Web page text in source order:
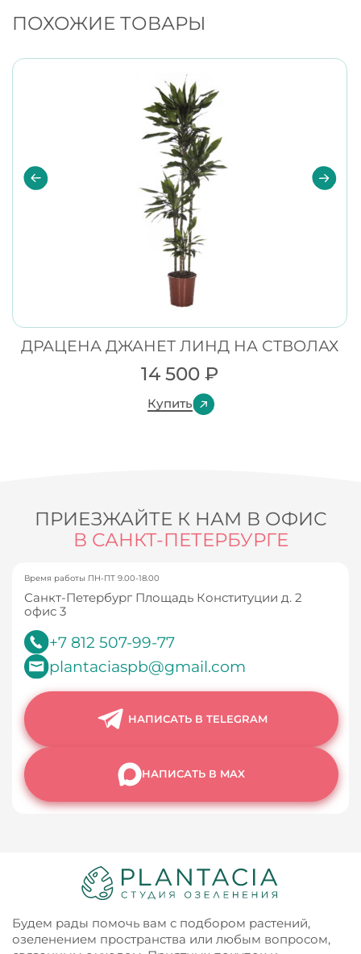
ПОХОЖИЕ ТОВАРЫ
ДРАЦЕНА ДЖАНЕТ ЛИНД НА СТВОЛАХ
14 500₽
Купить
ПРИЕЗЖАЙТЕ К НАМ В ОФИС
В САНКТ-ПЕТЕРБУРГЕ
Время работы ПН-ПТ 9.00-18.00
Санкт-Петербург Площадь Конституции д. 2
офис 3
+7 812 507-99-77
plantaciaspb@gmail.com
НАПИСАТЬ В TELEGRAM
НАПИСАТЬ В MAX
Будем рады помочь вам с подбором растений,
озеленением пространства или любым вопросом,